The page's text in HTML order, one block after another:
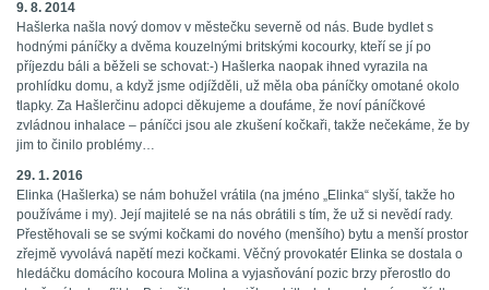
9. 8. 2014
Hašlerka našla nový domov v městečku severně od nás. Bude bydlet s
hodnými páníčky a dvěma kouzelnými britskými kocourky, kteří se jí po
příjezdu báli a běželi se schovat:-) Hašlerka naopak ihned vyrazila na
prohlídku domu, a když jsme odjížděli, už měla oba páníčky omotané okolo
tlapky. Za Hašlerčinu adopci děkujeme a doufáme, že noví páníčkové
zvládnou inhalace – páníčci jsou ale zkušení kočkaři, takže nečekáme, že by
jim to činilo problémy…
29. 1. 2016
Elinka (Hašlerka) se nám bohužel vrátila (na jméno „Elinka“ slyší, takže ho
používáme i my). Její majitelé se na nás obrátili s tím, že už si nevědí rady.
Přestěhovali se se svými kočkami do nového (menšího) bytu a menší prostor
zřejmě vyvolává napětí mezi kočkami. Věčný provokatér Elinka se dostala o
hledáčku domácího kocoura Molina a vyjasňování pozic brzy přerostlo do